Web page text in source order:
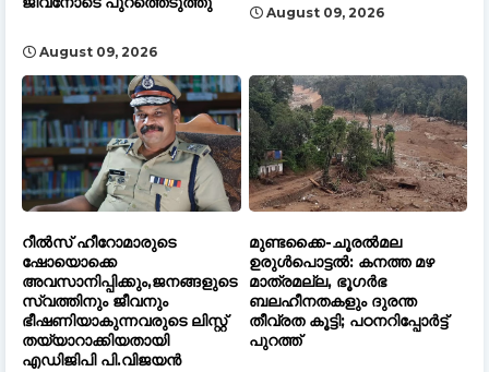
August 09, 2026
August 09, 2026
റീൽസ് ഹീറോമാരുടെ
ഷോയൊക്കെ
അവസാനിപ്പിക്കും,ജനങ്ങളുടെ
സ്വത്തിനും ജീവനും
ഭീഷണിയാകുന്നവരുടെ ലിസ്റ്റ്
തയ്യാറാക്കിയതായി
എഡിജിപി പി.വിജയൻ
മുണ്ടക്കൈ-ചൂരൽമല
ഉരുൾപൊട്ടൽ: കനത്ത മഴ
മാത്രമല്ല, ഭൂഗർഭ
ബലഹീനതകളും ദുരന്ത
തീവ്രത കൂട്ടി; പഠനറിപ്പോർട്ട്
പുറത്ത്